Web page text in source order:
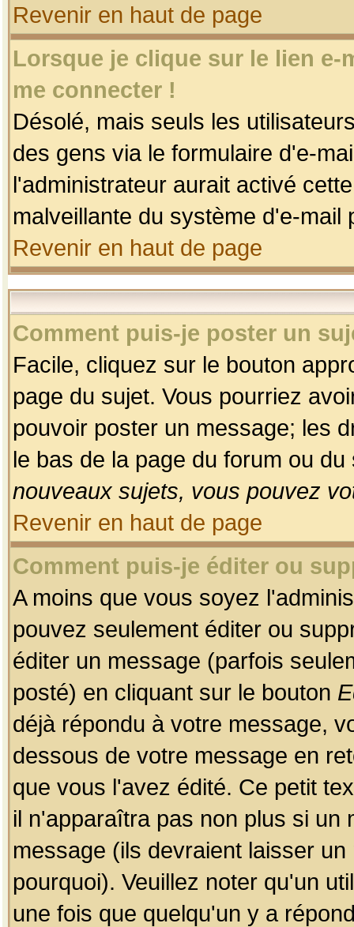
Revenir en haut de page
Lorsque je clique sur le lien
me connecter !
Désolé, mais seuls les
des gens via le formulaire d'e-
l'administrateur aurait activé
malveillante du système d'e-
Revenir en haut de page
Comment puis-je poster un
Facile, cliquez sur le bouton
page du sujet. Vous pourriez
pouvoir poster un message; les
le bas de la page du forum ou
nouveaux sujets, vous pouvez
Revenir en haut de page
Comment puis-je éditer ou
A moins que vous soyez
pouvez seulement éditer ou
éditer un message (parfois
posté) en cliquant sur le bouton
déjà répondu à votre message,
dessous de votre message en
que vous l'avez édité. Ce petit
il n'apparaîtra pas non plus si un
message (ils devraient laisser
pourquoi). Veuillez noter qu'un
une fois que quelqu'un y a